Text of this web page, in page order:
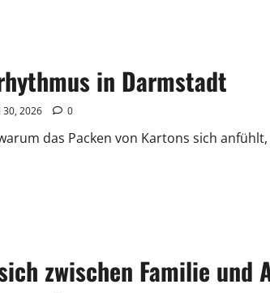
in Darmstadt
30, 2026 0
das Packen von Kartons sich
zwischen Familie und